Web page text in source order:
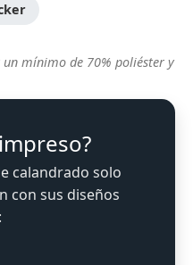
un mínimo de 70% poliéster y
calandrado solo
con sus diseños